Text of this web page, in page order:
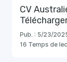
CV
Pub. : 5/23/
16 Temps de